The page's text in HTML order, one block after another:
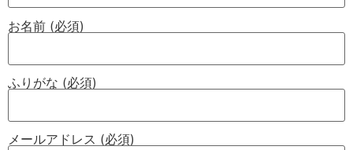
お名前 (必須)
ふりがな (必須)
メールアドレス (必須)